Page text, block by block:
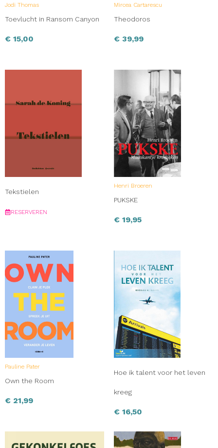
Jodi Thomas
Toevlucht in Ransom Canyon
€ 15,00
Mircea Cartarescu
Theodoros
€ 39,99
Tekstielen
RESERVEREN
Henri Broeren
PUKSKE
€ 19,95
Pauline Pater
Own the Room
€ 21,99
Hoe ik talent voor het leven
kreeg
€ 16,50